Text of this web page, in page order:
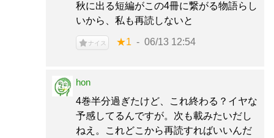
秋に出る短編がこの4冊に繋がる物語らし
いから、私も再読しないと
ナイス ★1 06/13 12:54
hon
4巻半分過ぎたけど、これ終わる？イヤな
予感してるんですが。次も載みたいだし
ねえ。これどこから再読すればいいんだ